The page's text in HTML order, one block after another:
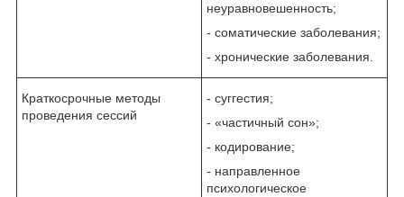
неуравновешенность;
- соматические заболевания;
- хронические заболевания.
Краткосрочные методы
проведения сессий
- суггестия;
- «частичный сон»;
- кодирование;
- направленное
психологическое